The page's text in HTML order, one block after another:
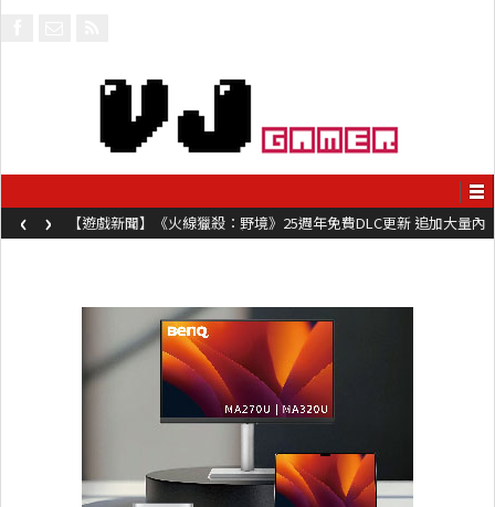
【遊戲新聞】《火線獵殺：野境》25週年免費DLC更新 追加大量內
容同時系舊作限時超平價折扣
‹ ›